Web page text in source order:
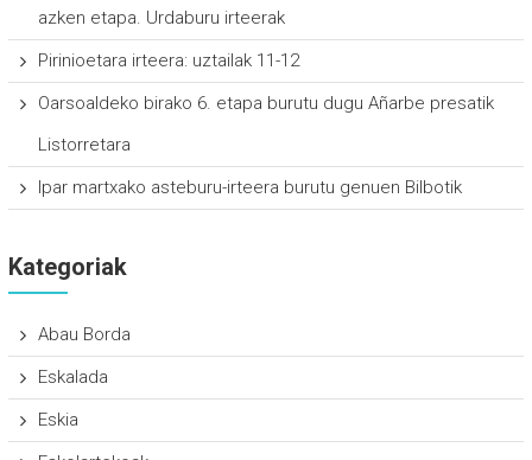
azken etapa. Urdaburu irteerak
Pirinioetara irteera: uztailak 11-12
Oarsoaldeko birako 6. etapa burutu dugu Añarbe presatik
Listorretara
Ipar martxako asteburu-irteera burutu genuen Bilbotik
Kategoriak
Abau Borda
Eskalada
Eskia